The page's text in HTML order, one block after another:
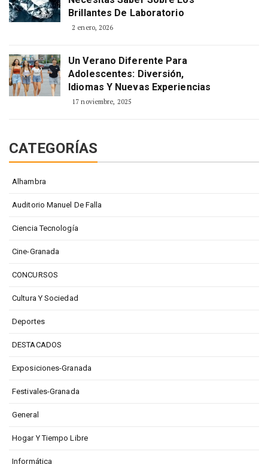
Brillantes De Laboratorio
2 enero, 2026
Un Verano Diferente Para
Adolescentes: Diversión,
Idiomas Y Nuevas Experiencias
17 noviembre, 2025
CATEGORÍAS
Alhambra
Auditorio Manuel De Falla
Ciencia Tecnología
Cine-Granada
CONCURSOS
Cultura Y Sociedad
Deportes
DESTACADOS
Exposiciones-Granada
Festivales-Granada
General
Hogar Y Tiempo Libre
Informática